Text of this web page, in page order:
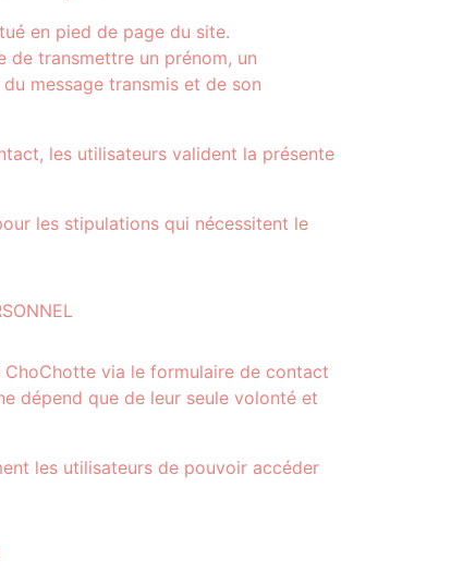
en pied de page du site.
de transmettre un prénom, un
message transmis et de son
les utilisateurs valident la présente
les stipulations qui nécessitent le
via le formulaire de contact
dépend que de leur seule volonté et
les utilisateurs de pouvoir accéder